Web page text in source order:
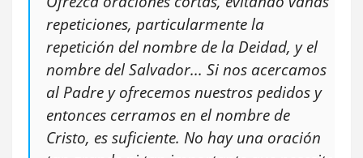
repeticiones, particularmente la
repetición del nombre de la Deidad, y el
nombre del Salvador... Si nos acercamos
al Padre y ofrecemos nuestros pedidos y
entonces cerramos en el nombre de
Cristo, es suficiente. No hay una oración